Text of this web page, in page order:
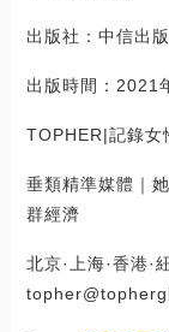
出版社：中信出
出版時間：2021
TOPHER|記錄女
垂類精準媒體｜
群經濟
北京·上海·香港·